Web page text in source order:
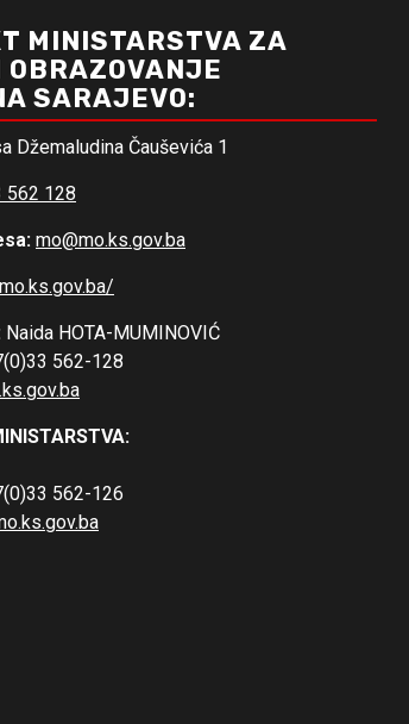
MINISTARSTVA ZA
OBRAZOVANJE
SARAJEVO:
Džemaludina Čauševića 1
562 128
mo@mo.ks.gov.ba
Naida HOTA-MUMINOVIĆ
562-128
562-126